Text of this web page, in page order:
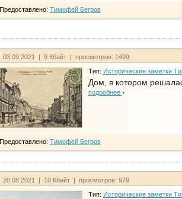
Предоставлено: Тимофей Бегров
03.09.2021 | 9 Кбайт | просмотров: 1499
Тип: Исторические заметки
Дом, в котором
подробнее
Предоставлено: Тимофей Бегров
20.08.2021 | 10 Кбайт | просмотров: 979
Тип: Исторические заметки